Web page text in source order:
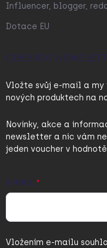
Influencer, blogger,
Dotace EU
ODEBÍRAT
Vložte svůj e-mail a
nových produktech na
Novinky, akce a
newsletter a nic vám
jeden voucher v hodnotě
E-MAIL
Vložením e-mailu